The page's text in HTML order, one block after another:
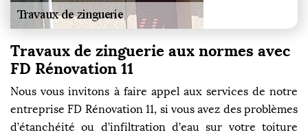
Travaux de zinguerie aux normes avec
FD Rénovation 11
Nous vous invitons à faire appel aux services de notre
entreprise FD Rénovation 11, si vous avez des problèmes
d’étanchéité ou d’infiltration d’eau sur votre toiture